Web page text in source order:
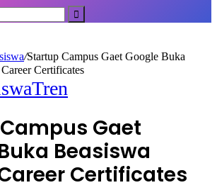
Search
/Startup Campus Gaet Google Buka
Certificates
Tren
Gaet
Beasiswa
Certificates